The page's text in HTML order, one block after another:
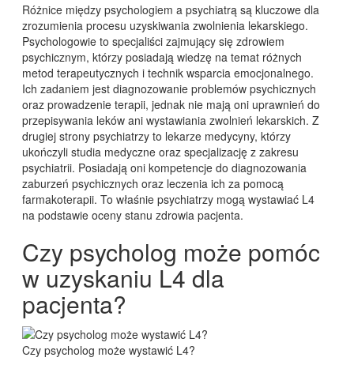
Różnice między psychologiem a psychiatrą są kluczowe dla
zrozumienia procesu uzyskiwania zwolnienia lekarskiego.
Psychologowie to specjaliści zajmujący się zdrowiem
psychicznym, którzy posiadają wiedzę na temat różnych
metod terapeutycznych i technik wsparcia emocjonalnego.
Ich zadaniem jest diagnozowanie problemów psychicznych
oraz prowadzenie terapii, jednak nie mają oni uprawnień do
przepisywania leków ani wystawiania zwolnień lekarskich. Z
drugiej strony psychiatrzy to lekarze medycyny, którzy
ukończyli studia medyczne oraz specjalizację z zakresu
psychiatrii. Posiadają oni kompetencje do diagnozowania
zaburzeń psychicznych oraz leczenia ich za pomocą
farmakoterapii. To właśnie psychiatrzy mogą wystawiać L4
na podstawie oceny stanu zdrowia pacjenta.
Czy psycholog może pomóc
w uzyskaniu L4 dla
pacjenta?
Czy psycholog może wystawić L4?